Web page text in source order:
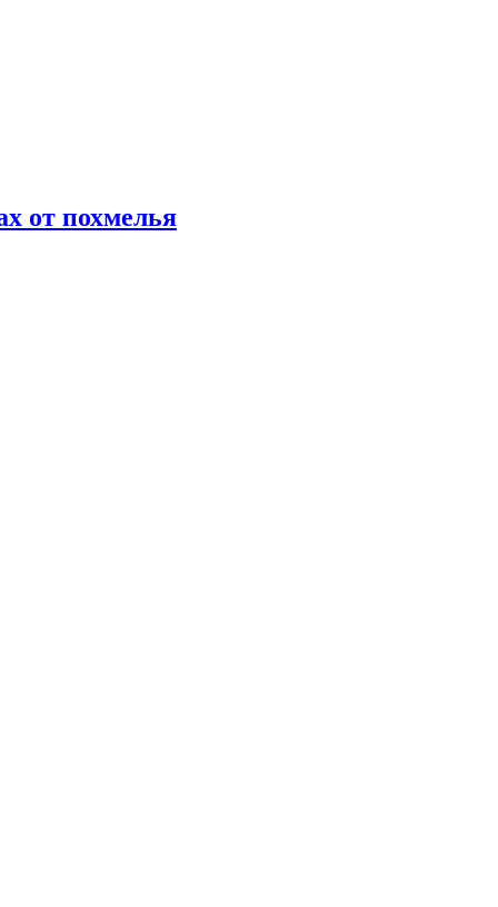
от похмелья